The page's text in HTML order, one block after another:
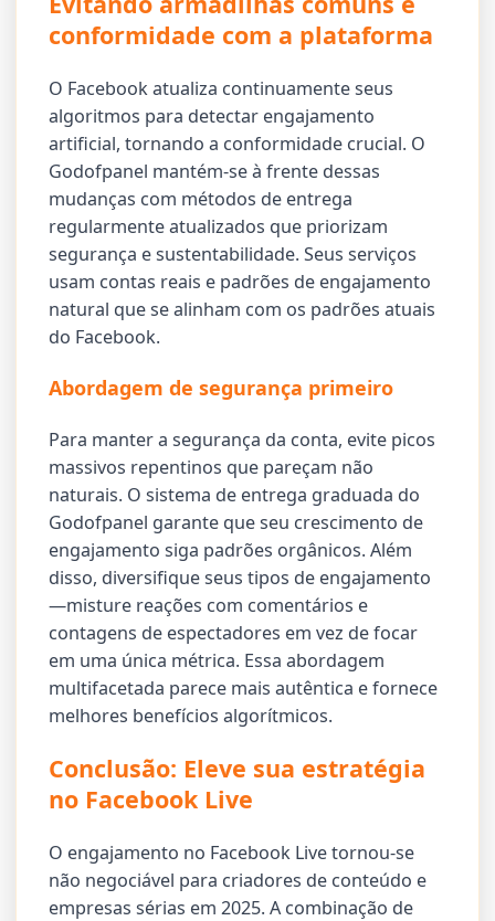
conformidade com a plataforma
O Facebook atualiza continuamente seus
algoritmos para detectar engajamento
artificial, tornando a conformidade crucial. O
Godofpanel mantém-se à frente dessas
mudanças com métodos de entrega
regularmente atualizados que priorizam
segurança e sustentabilidade. Seus serviços
usam contas reais e padrões de engajamento
natural que se alinham com os padrões atuais
do Facebook.
Abordagem de segurança primeiro
Para manter a segurança da conta, evite picos
massivos repentinos que pareçam não
naturais. O sistema de entrega graduada do
Godofpanel garante que seu crescimento de
engajamento siga padrões orgânicos. Além
disso, diversifique seus tipos de engajamento
—misture reações com comentários e
contagens de espectadores em vez de focar
em uma única métrica. Essa abordagem
multifacetada parece mais autêntica e fornece
melhores benefícios algorítmicos.
Conclusão: Eleve sua estratégia
no Facebook Live
O engajamento no Facebook Live tornou-se
não negociável para criadores de conteúdo e
empresas sérias em 2025. A combinação de